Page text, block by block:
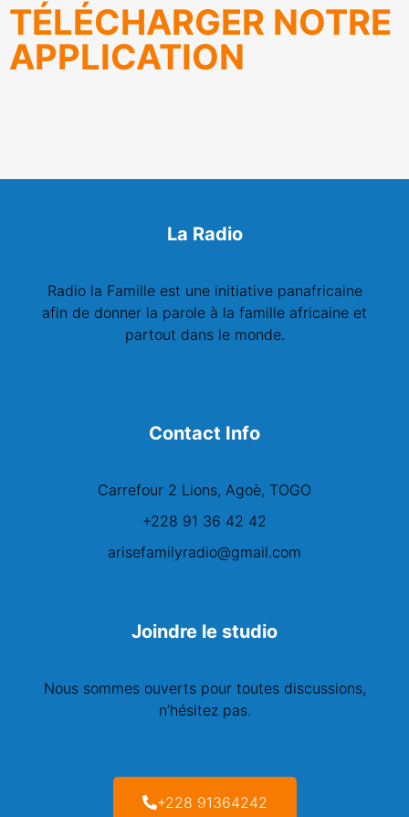
TÉLÉCHARGER NOTRE
APPLICATION
La Radio
Radio la Famille est une initiative panafricaine
afin de donner la parole à la famille africaine et
partout dans le monde.
Contact Info
Carrefour 2 Lions, Agoè, TOGO
+228 91 36 42 42
arisefamilyradio@gmail.com
Joindre le studio
Nous sommes ouverts pour toutes discussions,
n’hésitez pas.
+228 91364242